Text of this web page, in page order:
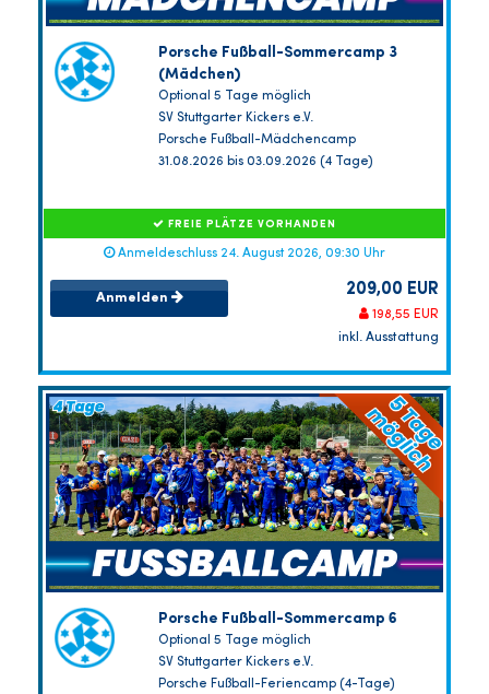
Porsche Fußball-Sommercamp 3
(Mädchen)
Optional 5 Tage möglich
SV Stuttgarter Kickers e.V.
Porsche Fußball-Mädchencamp
31.08.2026 bis 03.09.2026 (4 Tage)
FREIE PLÄTZE VORHANDEN
Anmeldeschluss 24. August 2026, 09:30 Uhr
Anmelden 209,00 EUR
198,55 EUR
inkl. Ausstattung
Porsche Fußball-Sommercamp 6
Optional 5 Tage möglich
SV Stuttgarter Kickers e.V.
Porsche Fußball-Feriencamp (4-Tage)